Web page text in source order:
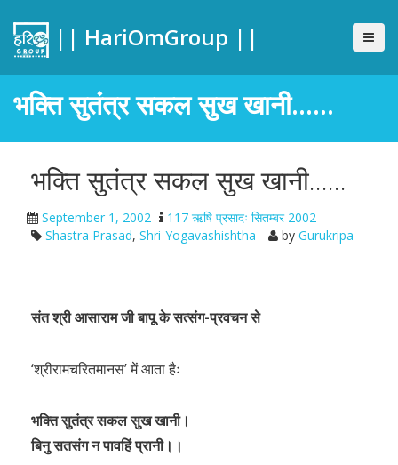
|| HariOmGroup ||
भक्ति सुतंत्र सकल सुख खानी……
भक्ति सुतंत्र सकल सुख खानी……
September 1, 2002
117 ऋषि प्रसादः सितम्बर 2002
Shastra Prasad, Shri-Yogavashishtha by Gurukripa
संत श्री आसाराम जी बापू के सत्संग-प्रवचन से
‘श्रीरामचरितमानस’ में आता हैः
भक्ति सुतंत्र सकल सुख खानी।
बिनु सतसंग न पावहिं प्रानी।।